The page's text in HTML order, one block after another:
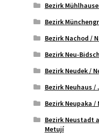
Bezirk
Bezirk
Bezirk Nachod /
Bezirk Neu-
Bezirk Neudek /
Bezirk Neuhaus
Bezirk Neupaka /
Bezirk Neustadt
Metují